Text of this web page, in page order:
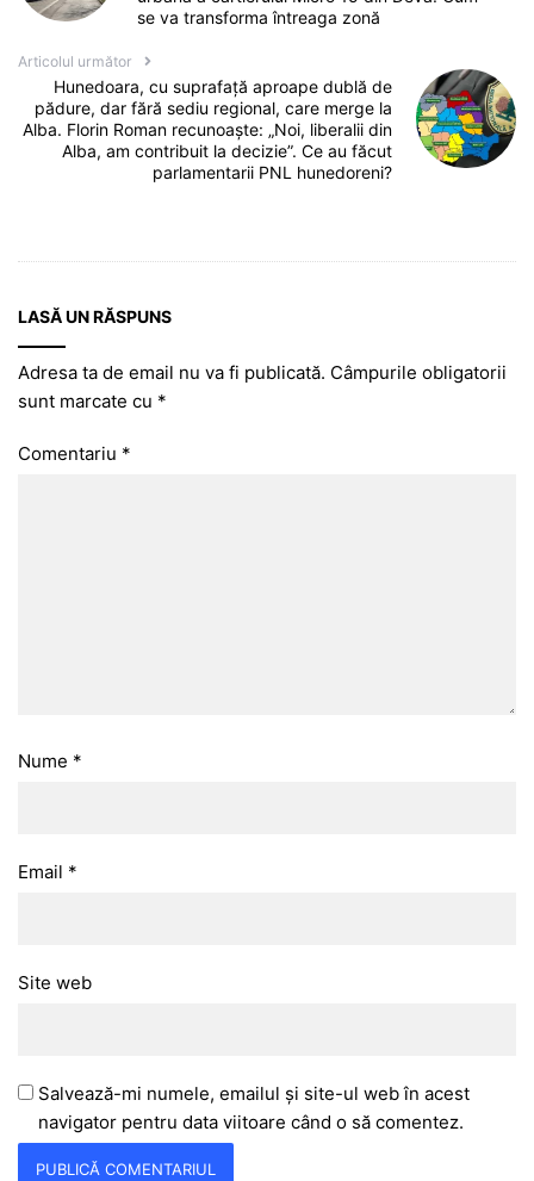
se va transforma întreaga zonă
Articolul următor
Hunedoara, cu suprafață aproape dublă de
pădure, dar fără sediu regional, care merge la
Alba. Florin Roman recunoaște: „Noi, liberalii din
Alba, am contribuit la decizie”. Ce au făcut
parlamentarii PNL hunedoreni?
LASĂ UN RĂSPUNS
Adresa ta de email nu va fi publicată. Câmpurile obligatorii
sunt marcate cu *
Comentariu *
Nume *
Email *
Site web
Salvează-mi numele, emailul și site-ul web în acest
navigator pentru data viitoare când o să comentez.